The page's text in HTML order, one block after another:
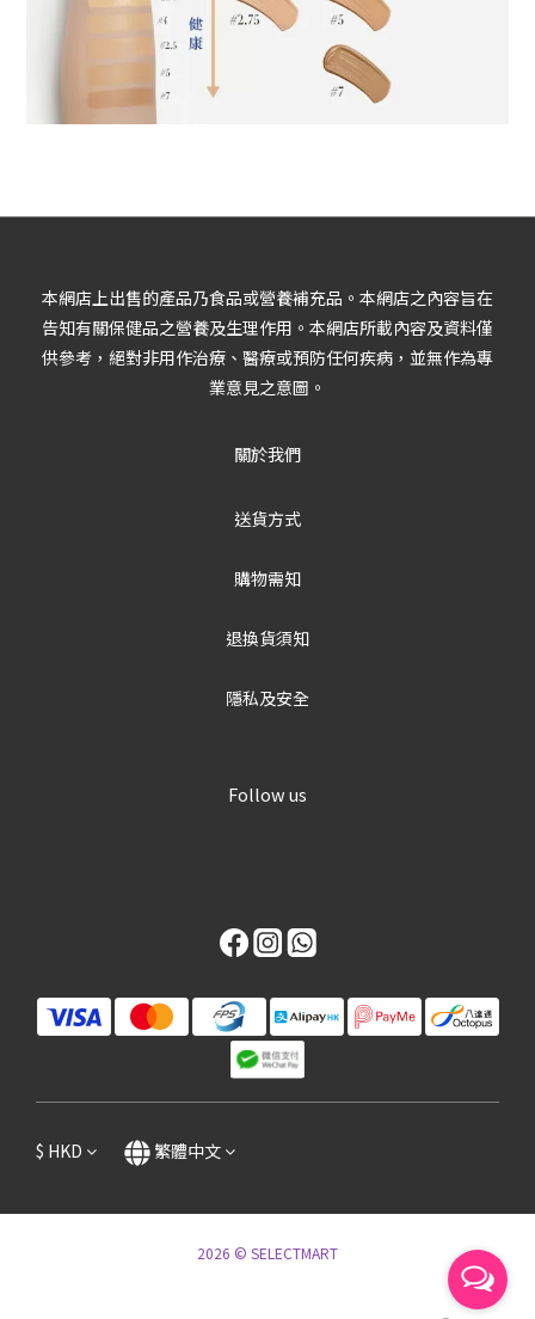
本網店上出售的產品乃食品或營養補充品。本網店之內容旨在
告知有關保健品之營養及生理作用。本網店所載內容及資料僅
供參考，絕對非用作治療、醫療或預防任何疾病，並無作為專
業意見之意圖。
關於我們
送貨方式
購物需知
退換貨須知
隱私及安全
Follow us
$ HKD 繁體中文
2026 © SELECTMART